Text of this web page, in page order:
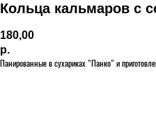
Кольца кальмаров с
180,00
р.
Панированные в сухариках "Панко" и